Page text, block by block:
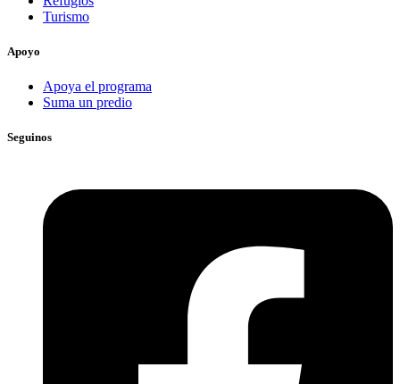
Turismo
Apoyo
Apoya el programa
Suma un predio
Seguinos